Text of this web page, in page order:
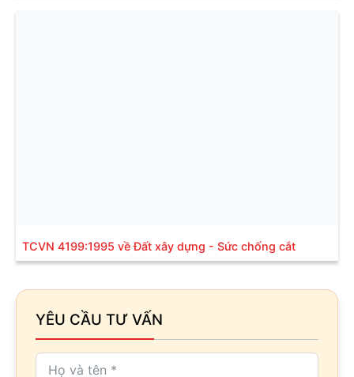
TCVN 4199:1995 về Đất xây dựng - Sức chống cắt
YÊU CẦU TƯ VẤN